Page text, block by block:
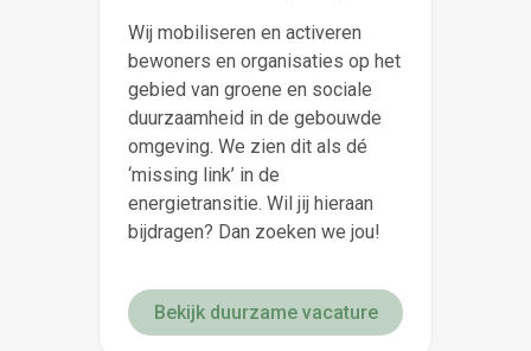
Wij mobiliseren en activeren
bewoners en organisaties op het
gebied van groene en sociale
duurzaamheid in de gebouwde
omgeving. We zien dit als dé
‘missing link’ in de
energietransitie. Wil jij hieraan
bijdragen? Dan zoeken we jou!
Bekijk duurzame vacature